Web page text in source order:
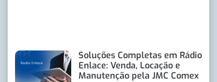
Soluções Completas em Rádio
Enlace: Venda, Locação e
Manutenção pela JMC Comex